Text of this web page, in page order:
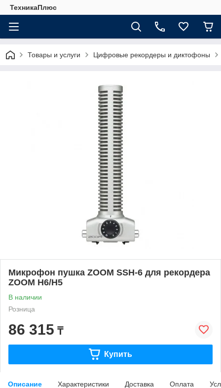
ТехникаПлюс
Товары и услуги Цифровые рекордеры и диктофоны
Микрофон пушка ZOOM SSH-6 для рекордера
ZOOM H6/H5
В наличии
Розница
86 315 ₸
Купить
Описание Характеристики Доставка Оплата